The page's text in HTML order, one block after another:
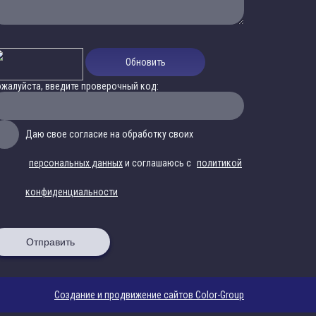
Обновить
введите проверочный код:
Даю свое согласие на обработку своих
персональных данныхи соглашаюсь с политикой
конфиденциальности
Отправить
Создание и продвижение сайтов Color-Group